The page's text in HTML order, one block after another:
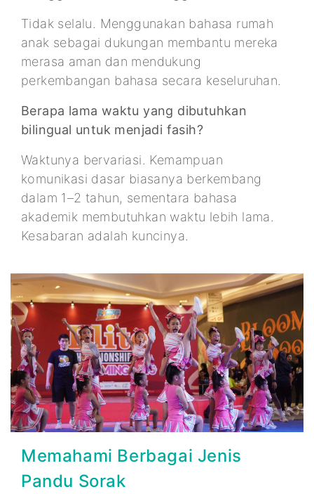
Tidak selalu. Menggunakan bahasa rumah
anak sebagai dukungan membantu mereka
merasa aman dan mendukung
perkembangan bahasa secara keseluruhan.
Berapa lama waktu yang dibutuhkan
bilingual untuk menjadi fasih?
Waktunya bervariasi. Kemampuan
komunikasi dasar biasanya berkembang
dalam 1–2 tahun, sementara bahasa
akademik membutuhkan waktu lebih lama.
Kesabaran adalah kuncinya.
Memahami Berbagai Jenis
Pandu Sorak